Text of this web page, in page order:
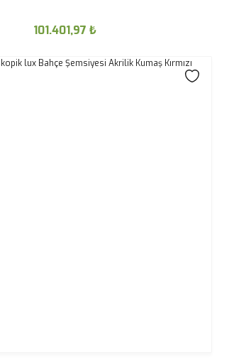
101.401,97 ₺